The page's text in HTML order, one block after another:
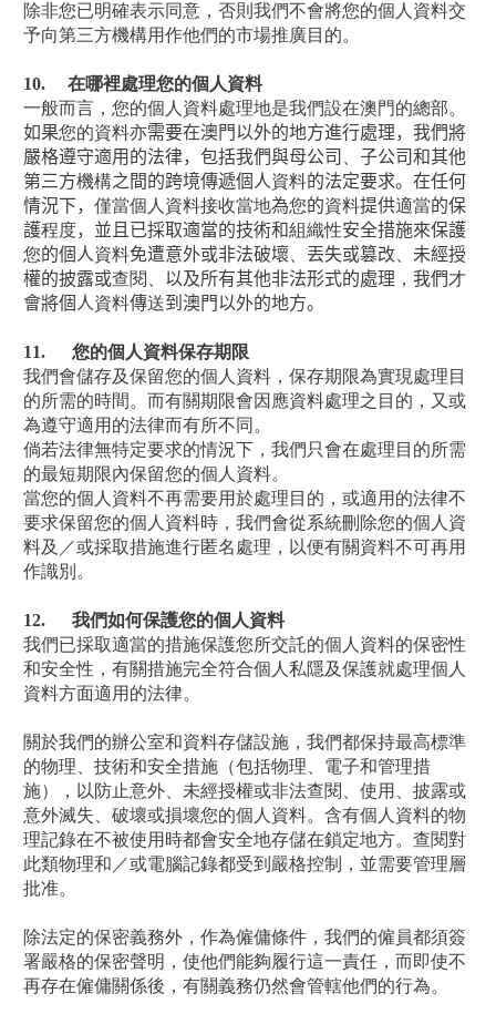
除非您已明確表示同意，否則我們不會將您的個人資料交
予向第三方機構用作他們的市場推廣目的。
10.
在哪裡處理您的個人資料
一般而言，您的個人資料處理地是我們設在澳門的總部。
如果您的資料亦需要在澳門以外的地方進行處理，我們將
嚴格遵守適用的法律，包括我們與母公司
、子公司和其他
第三方機構之間的跨境傳遞個人資料的法定要求。在任何
情況下，僅當個人資料接收當地為您的資料提供適當的保
護程度，並且已採取適當的技術和組織性安全措施來保護
您的個人資料免遭意外或非法破壞 丟失或篡改
未經授
權的披露或查閱、 以及所有其他非法形式的處理 ，我們才
會將個人資料傳送到澳門以外的地方。
11.
您的個人資料保存期限
我們會儲存及保留您的個人資料，保存期限為實現處理目
的所需的時間。而有關期限會因應資料處理之目的，又或
為遵守適用的法律而有所不同。
倘若法律無特定要求的情況下，我們只會在處理目的所需
的最短期限內保留您的個人資料。
當您的個人資料不再需要用於處理目的，或適用的法律不
要求保留您的個人資料時，我們會從系統刪除您的個人資
料及／或採取措施進行匿名處理，以便有關資料不可再用
作識別。
12.
我們如何保護您的個人資料
我們已採取適當的措施保護您所交託的個人資料的保密性
和安全性，有關措施完全符合個人私隱及保護就處理個人
資料方面適用的法律。
關於我們的辦公室和資料存儲設施，我們都保持最高標準
的物理、技術和安全措施（包括物理、電子和管理措
施），以防止意外、未經授權或非法查閱、使用、披露或
意外滅失、破壞或損壞您的個人資料。含有個人資料的物
理記錄在不被使用時都會安全地存儲在鎖定地方。查閱對
此類物理和／或電腦記錄都受到嚴格控制，並需要管理層
批准。
除法定的保密義務外，作為僱傭條件，我們的僱員都須簽
署嚴格的保密聲明，使他們能夠履行這一責任，而即使不
再存在僱傭關係後，有關義務仍然會管轄他們的行為。